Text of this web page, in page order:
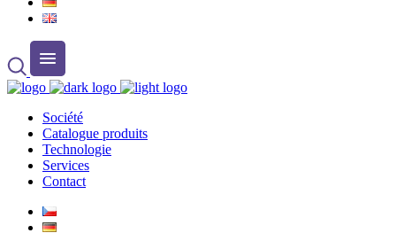
Société
Catalogue produits
Technologie
Services
Contact